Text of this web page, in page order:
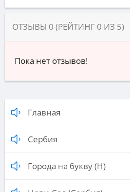
ОТЗЫВЫ 0 (РЕЙТИНГ 0 ИЗ 5)
Пока нет отзывов!
Главная
Сербия
Города на букву (Н)